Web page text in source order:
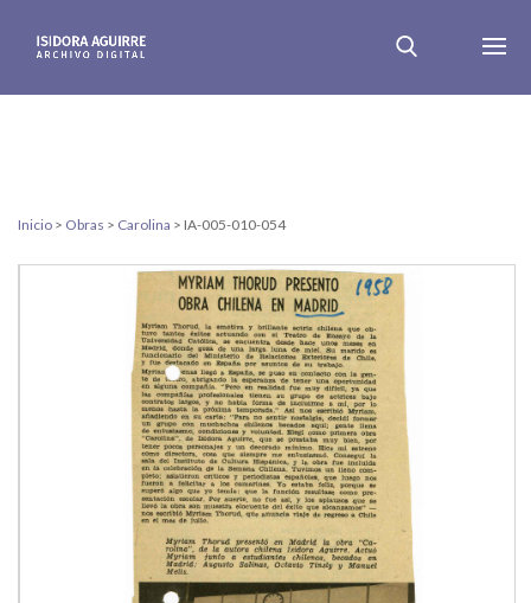
Inicio > Obras > Carolina > IA-005-010-054